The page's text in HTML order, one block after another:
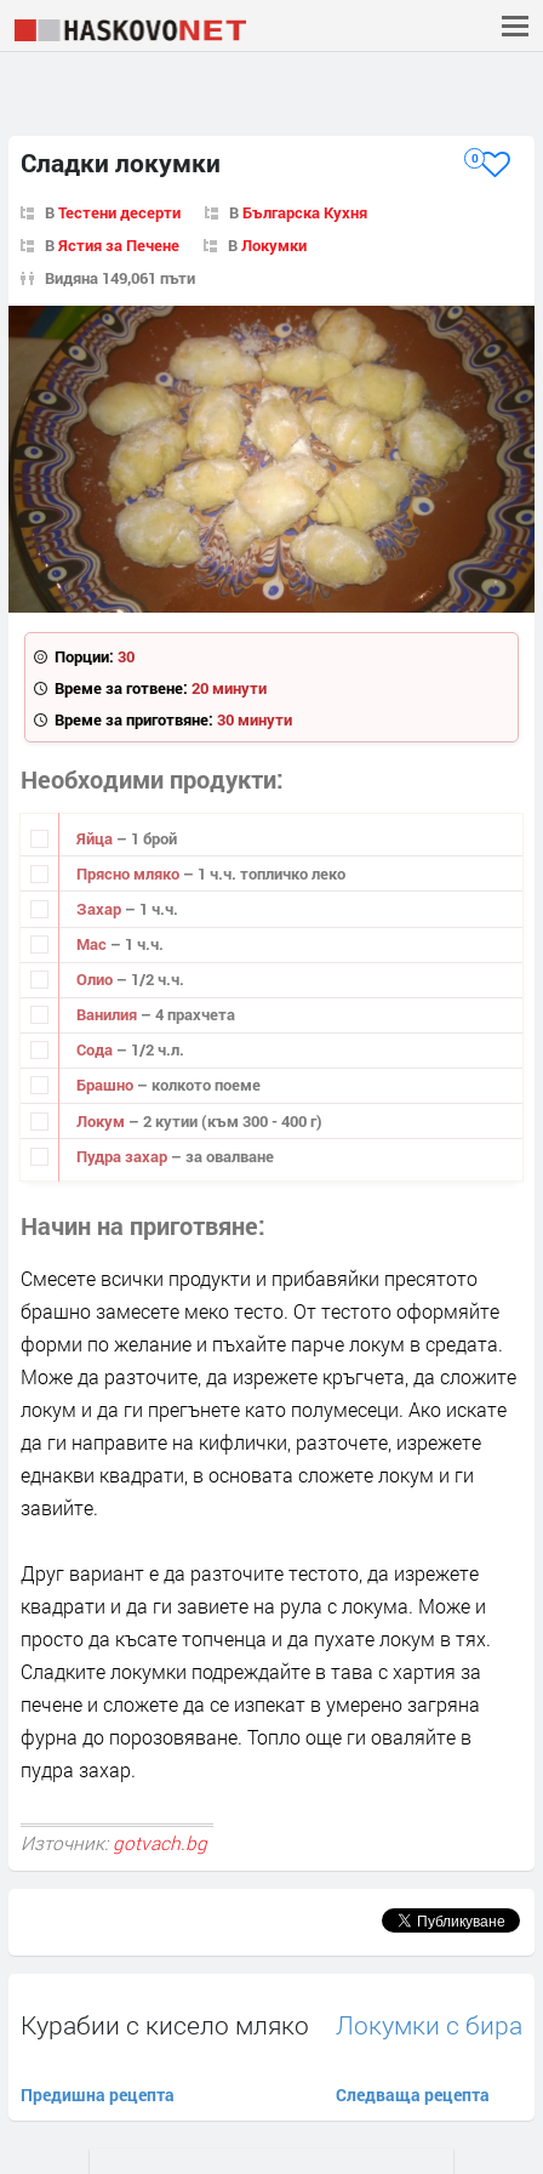
Сладки локумки 0
ВТестени десерти ВБългарска Кухня
ВЯстия за Печене ВЛокумки
Видяна 149,061 пъти
Порции: 30
Време за готвене: 20 минути
Време за приготвяне: 30 минути
Необходими продукти
Яйца – 1 брой
Прясно мляко – 1 ч.ч. топличко леко
Захар – 1 ч.ч.
Мас – 1 ч.ч.
Олио – 1/2 ч.ч.
Ванилия – 4 прахчета
Сода – 1/2 ч.л.
Брашно – колкото поеме
Локум – 2 кутии (към 300 - 400 г)
Пудра захар – за овалване
Начин на приготвяне
Смесете всички продукти и прибавяйки пресятото
брашно замесете меко тесто. От тестото оформяйте
форми по желание и пъхайте парче локум в средата.
Може да разточите, да изрежете кръгчета, да сложите
локум и да ги прегънете като полумесеци. Ако искате
да ги направите на кифлички, разточете, изрежете
еднакви квадрати, в основата сложете локум и ги
завийте.
Друг вариант е да разточите тестото, да изрежете
квадрати и да ги завиете на рула с локума. Може и
просто да късате топченца и да пухате локум в тях.
Сладките локумки подреждайте в тава с хартия за
печене и сложете да се изпекат в умерено загряна
фурна до порозовяване. Топло още ги оваляйте в
пудра захар.
Източник: gotvach.bg
Курабии с кисело мляко
Предишна рецепта
Локумки с бира
Следваща рецепта